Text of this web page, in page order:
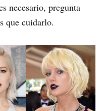
necesario, pregunta
que cuidarlo.